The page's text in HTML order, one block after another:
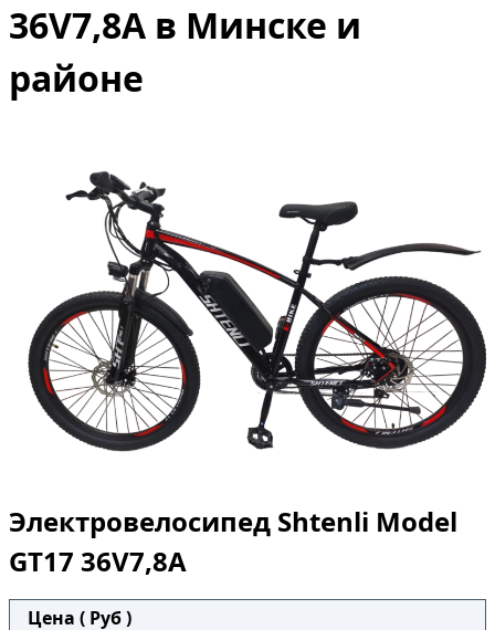
36V7,8А в Минске и
районе
Электровелосипед Shtenli Model
GT17 36V7,8А
Цена ( Руб )